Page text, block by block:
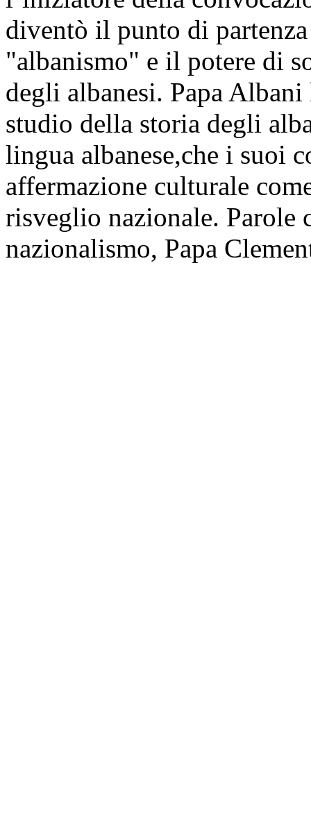
diventò il punto di
"albanismo" e il potere di
degli albanesi. Papa
studio della storia degli
lingua albanese,che i suoi
affermazione culturale
risveglio nazionale. Parole
nazionalismo, Papa